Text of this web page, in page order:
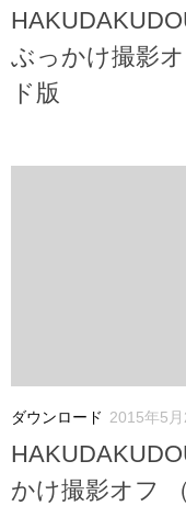
ぶっかけ撮影
ド版
ダウンロード 2015年5月
かけ撮影オフ